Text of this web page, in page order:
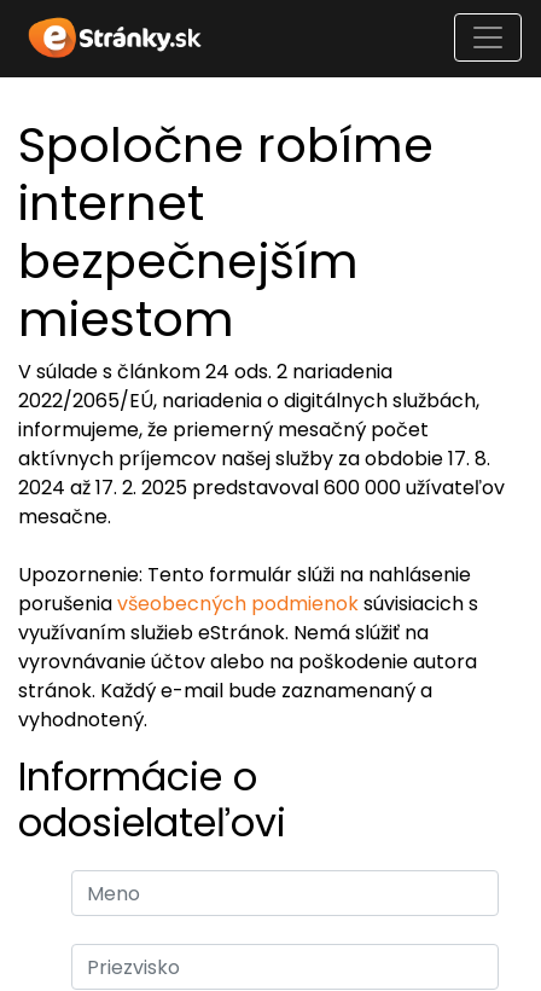
Spoločne robíme
internet
bezpečnejším
miestom
V súlade s článkom 24 ods. 2 nariadenia
2022/2065/EÚ, nariadenia o digitálnych službách,
informujeme, že priemerný mesačný počet
aktívnych príjemcov našej služby za obdobie 17. 8.
2024 až 17. 2. 2025 predstavoval 600 000 užívateľov
mesačne.
Upozornenie: Tento formulár slúži na nahlásenie
porušeniavšeobecných podmienoksúvisiacich s
využívaním služieb eStránok. Nemá slúžiť na
vyrovnávanie účtov alebo na poškodenie autora
stránok. Každý e-mail bude zaznamenaný a
vyhodnotený.
Informácie o
odosielateľovi